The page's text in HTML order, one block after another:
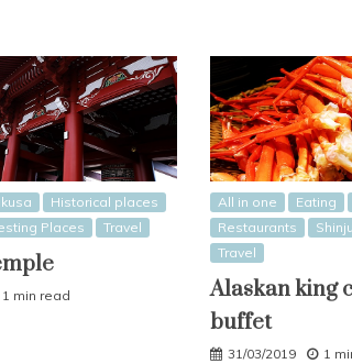
Historical places
Places Travel
1 min read
All in one Eating
Restaurants
Travel
Alaskan king
buffet
31/03/2019 1